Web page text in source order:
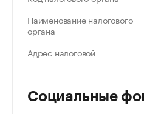
Наименование налогового
органа
Адрес налоговой
Социальные